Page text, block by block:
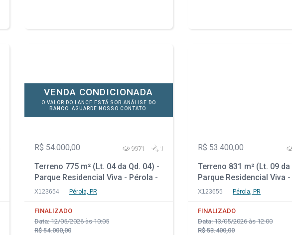
VENDA CONDICIONADA
O VALOR DO LANCE ESTÁ SOB ANÁLISE DO
BANCO. AGUARDE NOSSO CONTATO.
R$ 54.000,00 9971 1
Terreno 775 m² (Lt. 04 da Qd. 04) -
Parque Residencial Viva - Pérola -
PR
X123654 Pérola, PR
FINALIZADO
Data:12/05/2026 às 10:05
R$ 54.000,00
R$ 53.400,00
Terreno 831 m² (Lt. 09 da
Parque Residencial Viva
PR
X123655 Pérola, PR
FINALIZADO
Data:13/05/2026 às 12:00
R$ 53.400,00